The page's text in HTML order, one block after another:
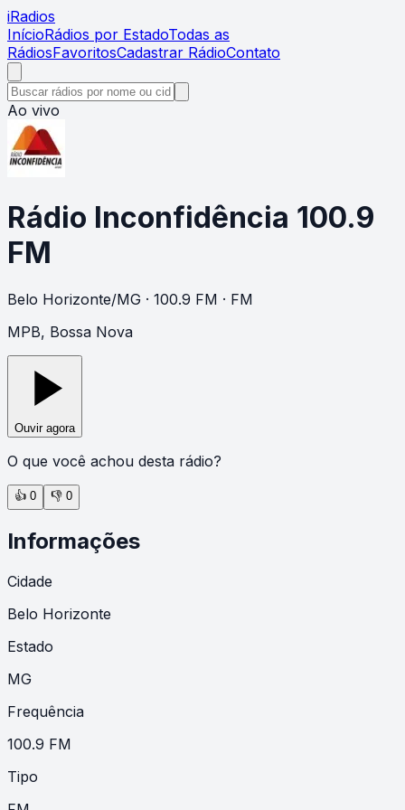
iRadios
InícioRádios por EstadoTodas as
RádiosFavoritosCadastrar RádioContato
Ao vivo
Rádio Inconfidência 100.9
FM
Belo Horizonte/MG · 100.9 FM · FM
MPB, Bossa Nova
Ouvir agora
O que você achou desta rádio?
👍 0 👎 0
Informações
Cidade
Belo Horizonte
Estado
MG
Frequência
100.9 FM
Tipo